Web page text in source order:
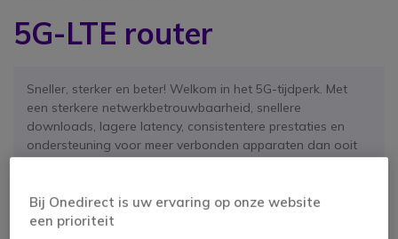
5G-LTE router
Sneller, sterker en beter! Welkom in het 5G-tijdperk. Met
een sterkere netwerkbetrouwbaarheid, snellere
downloads, lagere latency, consistentere prestaties en
ondersteuning voor meer verbonden apparaten dan ooit
Bij Onedirect is uw ervaring op onze website
een prioriteit